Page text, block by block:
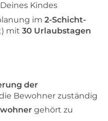
Deines Kindes
im 2-Schicht-
mit 30 Urlaubstagen
der
Bewohner zuständig
gehört zu